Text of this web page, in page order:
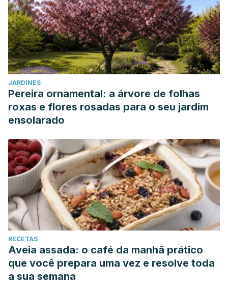
JARDINES
Pereira ornamental: a árvore de folhas
roxas e flores rosadas para o seu jardim
ensolarado
RECETAS
Aveia assada: o café da manhã prático
que você prepara uma vez e resolve toda
a sua semana